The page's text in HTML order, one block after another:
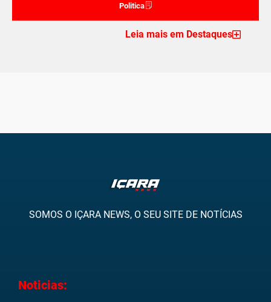
Politica
Leia mais em Destaques
SOMOS O IÇARA NEWS, O SEU SITE DE NOTÍCIAS
Noticias: